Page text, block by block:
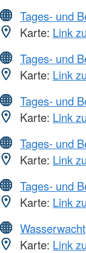
Tages- und
Karte: Link
Tages- und
Karte: Link
Tages- und
Karte: Link
Tages- und
Karte: Link
Tages- und
Karte: Link
Wasserwacht
Karte: Link